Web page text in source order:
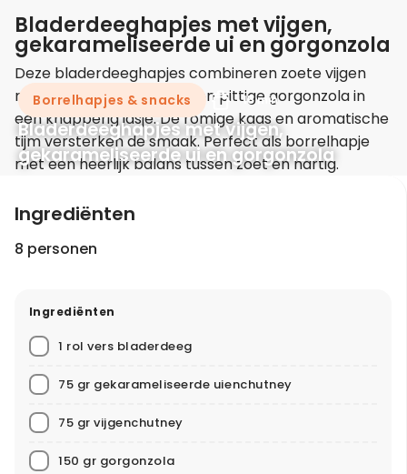
Bladerdeeghapjes met vijgen,
gekarameliseerde ui en gorgonzola
Deze bladerdeeghapjes combineren zoete vijgen
met gekarameliseerde ui en pittige gorgonzola in
een knapperig jasje. De romige kaas en aromatische
tijm versterken de smaak. Perfect als borrelhapje
met een heerlijk balans tussen zoet en hartig.
Borrelhapjes & snacks 15 min
Bladerdeeghapjes met vijgen,
gekarameliseerde ui en gorgonzola
Ingrediënten
8 personen
Ingrediënten
1 rol vers bladerdeeg
75 gr gekarameliseerde uienchutney
75 gr vijgenchutney
150 gr gorgonzola